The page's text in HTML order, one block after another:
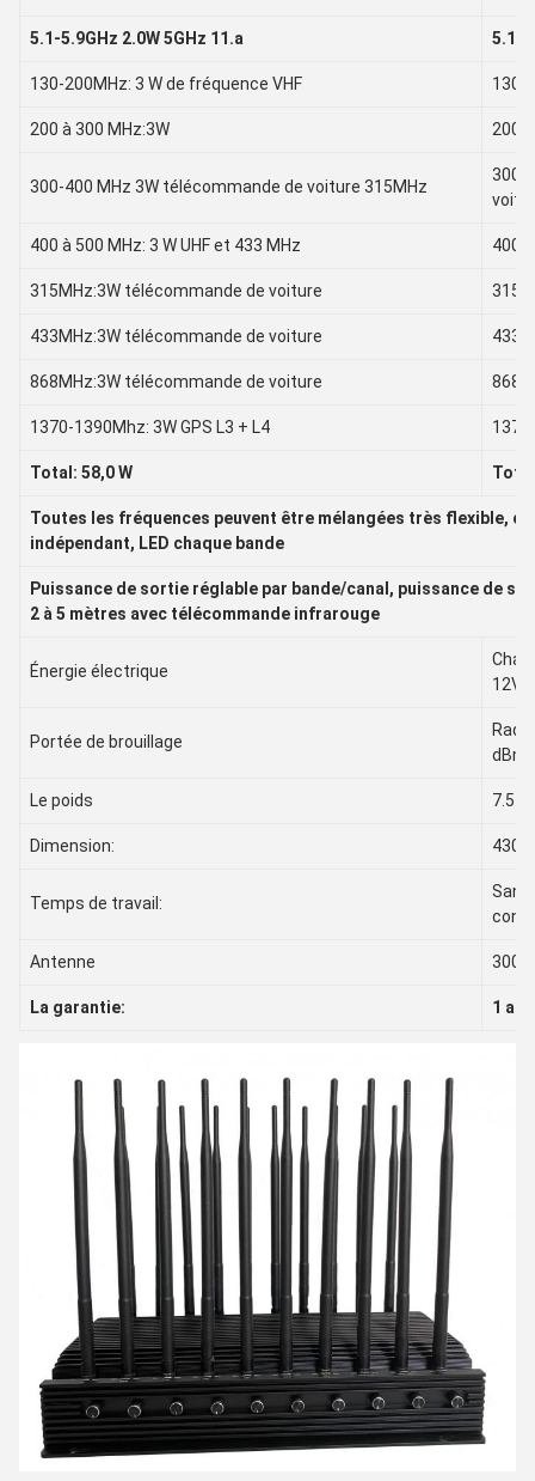
5.1-5.9GHz 2.0W 5GHz 11.a 5.1-
130-200MHz: 3 W de fréquence VHF 130-
200 à 300 MHz:3W 200
300-400 MHz 3W télécommande de voiture 315MHz
300-
400 à 500 MHz: 3 W UHF et 433 MHz 400
315MHz:3W télécommande de voiture
433MHz:3W télécommande de voiture
868MHz:3W télécommande de voiture
1370-1390Mhz: 3W GPS L3 + L4
Total: 58,0 W
Toutes les fréquences peuvent être mélangées très flexible,
indépendant, LED chaque bande
Puissance de sortie réglable par bande/canal, puissance de
2 à 5 mètres avec télécommande infrarouge
Énergie électrique
12V
Portée de brouillage
Le poids 7.5
Dimension:
Temps de travail:
Antenne 300
La garantie: 1